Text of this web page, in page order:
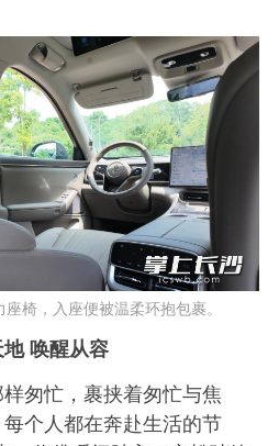
椅，入座便被温柔环抱包裹。
唤醒从容
匆忙，裹挟着匆忙与焦
个人都在奔赴生活的节